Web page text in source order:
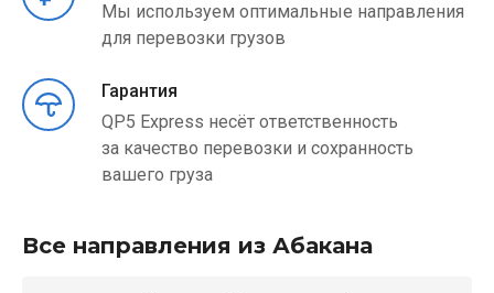
Мы используем оптимальные направления
для перевозки грузов
Гарантия
QP5 Express несёт ответственность
за качество перевозки и сохранность
вашего груза
Все направления из Абакана